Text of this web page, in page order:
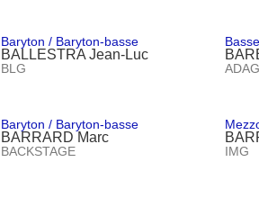
Baryton / Baryton-basse
BALLESTRA Jean-Luc
BLG
Basse
Baryton / Baryton-basse
BARRARD Marc
BACKSTAGE IMG